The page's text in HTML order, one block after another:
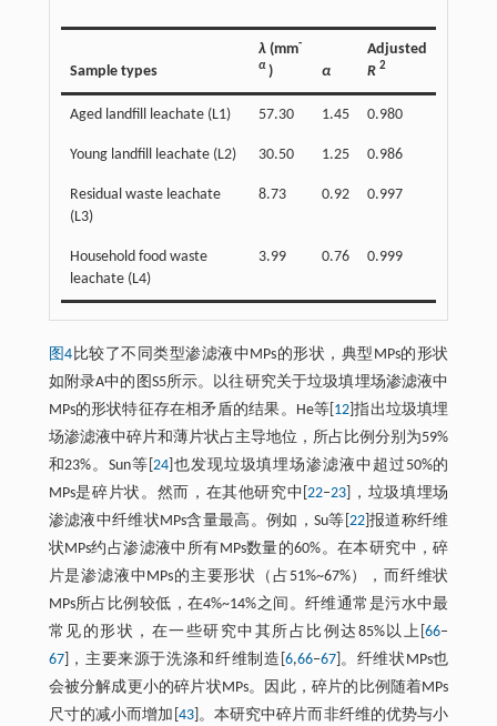
Sample types
λ(mm-
α) α
Adjusted
R 2
Aged landfill leachate (L1) 57.30 1.45 0.980
Young landfill leachate (L2) 30.50 1.25 0.986
Residual waste leachate
(L3)
8.73 0.92 0.997
Household food waste
leachate (L4)
3.99 0.76 0.999
图4 比较了不同类型渗滤液中MPs的形状，典型MPs的形状
如附录A中的图S5所示。以往研究关于垃圾填埋场渗滤液中
MPs的形状特征存在相矛盾的结果。He等[ 12 ]指出垃圾填埋
场渗滤液中碎片和薄片状占主导地位，所占比例分别为59%
和23%。Sun等[24 ]也发现垃圾填埋场渗滤液中超过50%的
MPs是碎片状。然而，在其他研究中[22‒23 ]，垃圾填埋场
渗滤液中纤维状MPs含量最高。例如，Su等[ 22]报道称纤维
状MPs约占渗滤液中所有MPs数量的60%。在本研究中，碎
片是渗滤液中MPs的主要形状（占51%~67%），而纤维状
MPs所占比例较低，在4%~14%之间。纤维通常是污水中最
常见的形状，在一些研究中其所占比例达85%以上[66‒
67]，主要来源于洗涤和纤维制造[ 6,66‒67]。纤维状MPs也
会被分解成更小的碎片状MPs。因此，碎片的比例随着MPs
尺寸的减小而增加[ 43]。本研究中碎片而非纤维的优势与小